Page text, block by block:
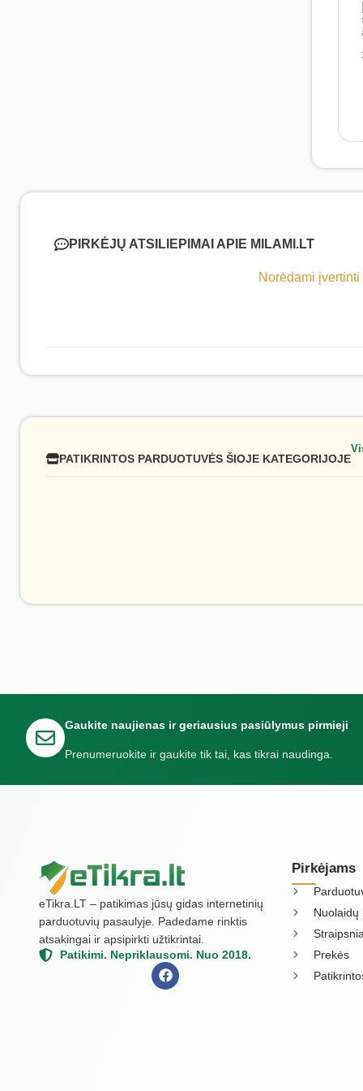
PIRKĖJŲ ATSILIEPIMAI APIE MILAMI.LT
Norėdami
PATIKRINTOS PARDUOTUVĖS ŠIOJE KATEGORIJOJE
Gaukite naujienas ir geriausius pasiūlymus pirmieji
Prenumeruokite ir gaukite tik tai, kas tikrai naudinga.
eTikra.LT – patikimas jūsų gidas internetinių
parduotuvių pasaulyje. Padedame rinktis
atsakingai ir apsipirkti užtikrintai.
Patikimi. Nepriklausomi. Nuo 2018.
Pirkėjams
Nuolaidų
Prekės